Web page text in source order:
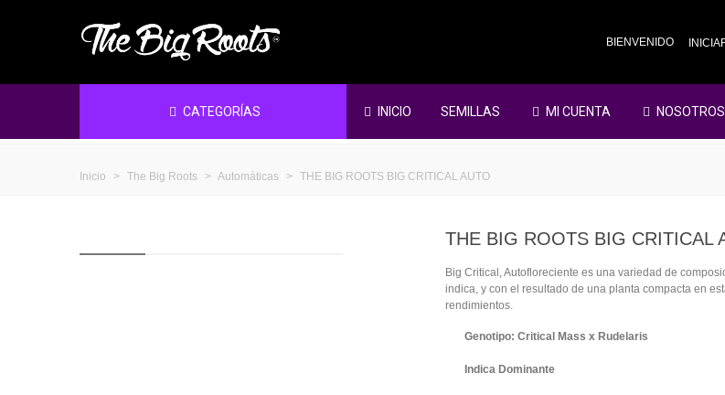
BIENVENIDO
CATEGORÍAS INICIO SEMILLAS MI CUENTA NOSOTROS
Inicio > The Big Roots > Automáticas > THE BIG ROOTS BIG CRITICAL AUTO
THE BIG ROOTS BIG CRITICAL
Big Critical, Autofloreciente es una variedad de
indica, y con el resultado de una planta compacta en
rendimientos.
Genotipo: Critical Mass x Rudelaris
Indica Dominante